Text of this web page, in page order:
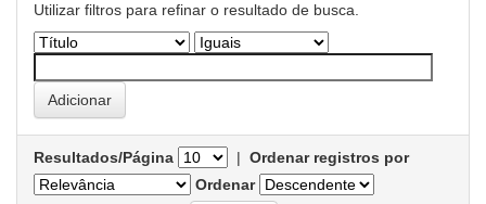
Utilizar filtros para refinar o resultado de busca.
Resultados/Página | Ordenar registros por
Ordenar